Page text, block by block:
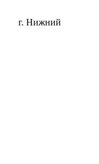
г. Нижний